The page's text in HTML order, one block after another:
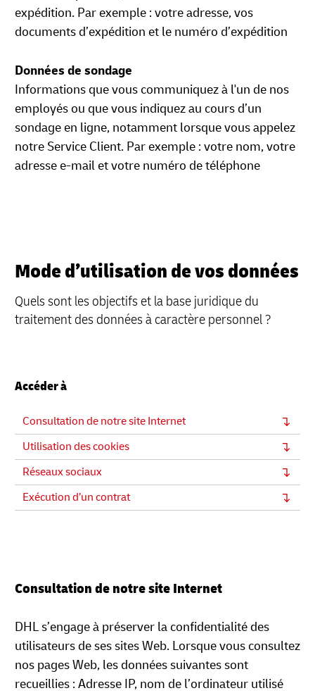
expédition. Par exemple : votre adresse, vos
documents d’expédition et le numéro d’expédition
Données de sondage
Informations que vous communiquez à l'un de nos
employés ou que vous indiquez au cours d’un
sondage en ligne, notamment lorsque vous appelez
notre Service Client. Par exemple : votre nom, votre
adresse e-mail et votre numéro de téléphone
Mode d’utilisation de vos données
Quels sont les objectifs et la base juridique du
traitement des données à caractère personnel ?
Accéder à
Consultation de notre site Internet
Utilisation des cookies
Réseaux sociaux
Exécution d’un contrat
Consultation de notre site Internet
DHL s’engage à préserver la confidentialité des
utilisateurs de ses sites Web. Lorsque vous consultez
nos pages Web, les données suivantes sont
recueillies : Adresse IP, nom de l’ordinateur utilisé